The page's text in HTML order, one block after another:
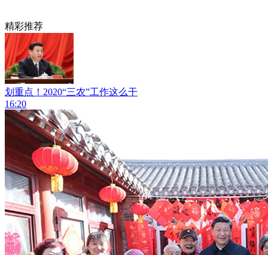
精彩推荐
划重点！2020“三农”工作这么干
16:20